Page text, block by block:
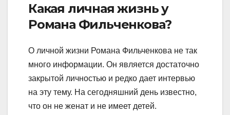
Какая личная жизнь у
Романа Фильченкова?
О личной жизни Романа Фильченкова не так
много информации. Он является достаточно
закрытой личностью и редко дает интервью
на эту тему. На сегодняшний день известно,
что он не женат и не имеет детей.